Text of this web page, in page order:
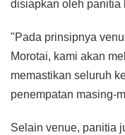
disiapkan oleh panitia
"Pada prinsipnya
Morotai, kami akan
memastikan seluruh
penempatan masing-
Selain venue, panitia